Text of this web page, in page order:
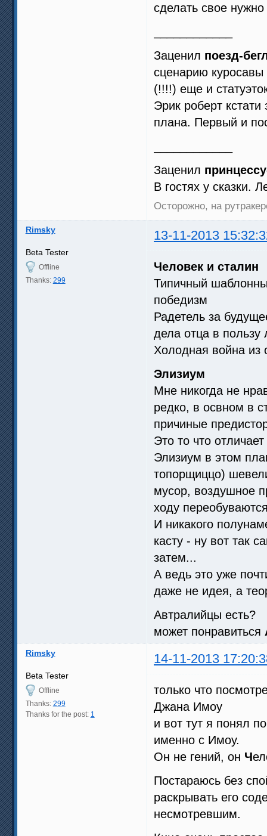
сделать свое
Заценил поезд-
сценарию
(!!!!) еще и
Эрик роберт
плана. Первый и
Заценил
В гостях у сказки.
Осторожно, на
Rimsky 13-11-2013
Beta Tester
Offline
Thanks: 299
Человек и сталин
Типичный
победизм
Радетель за
дела отца в
Холодная война из
Элизиум
Мне никогда не
редко, в освном в
причиные
Это то что
Элизиум в этом
топорщиццо)
мусор, воздушное
ходу
И никакого
касту - ну вот так
затем...
А ведь это уже
даже не идея, а
Автралийцы есть?
может понравиться
Rimsky 14-11-2013
Beta Tester
Offline
Thanks: 299
Thanks for the post: 1
только что
Джана Имоу
и вот тут я понял
именно с Имоу.
Он не гений, он Ч
Постараюсь без
раскрывать его
несмотревшим.